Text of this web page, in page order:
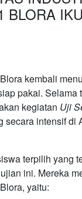
BLORA
kembali
pakai. Selama
kegiatan Uji
secara intensif di
terpilih yang
ini. Mereka
yaitu: